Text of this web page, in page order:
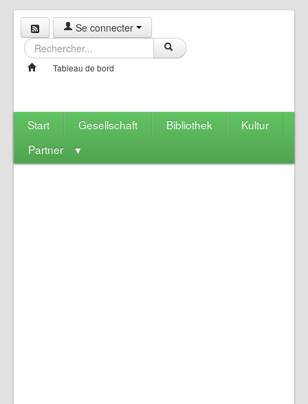
Se connecter
Tableau de bord
Start Gesellschaft Bibliothek
Kultur
Partner
▼